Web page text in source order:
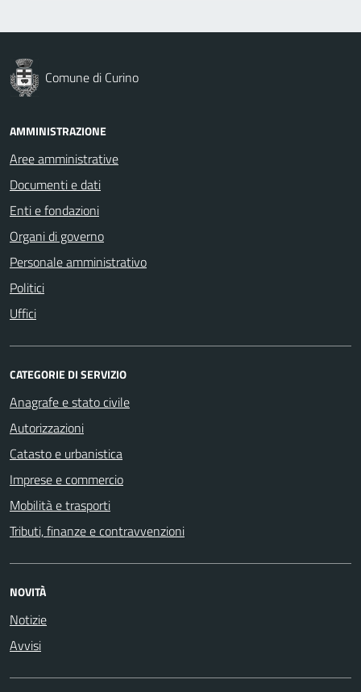
Comune di Curino
AMMINISTRAZIONE
Aree amministrative
Documenti e dati
Enti e fondazioni
Organi di governo
Personale amministrativo
Politici
Uffici
CATEGORIE DI SERVIZIO
Anagrafe e stato civile
Autorizzazioni
Catasto e urbanistica
Imprese e commercio
Mobilità e trasporti
Tributi, finanze e contravvenzioni
NOVITÀ
Notizie
Avvisi